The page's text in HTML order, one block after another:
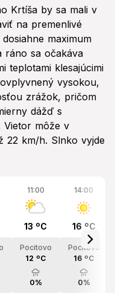
Krtíša by sa mali v
na premenlivé
maximum
ráno sa očakáva
teplotami klesajúcimi
vysokou,
zrážok, pričom
dážď s
Vietor môže v
22 km/h. Slnko vyjde
11:00
13 ºC
Pocitovo
12 ºC
0%
14:00
16 ºC
Pocitovo
16 ºC
0%